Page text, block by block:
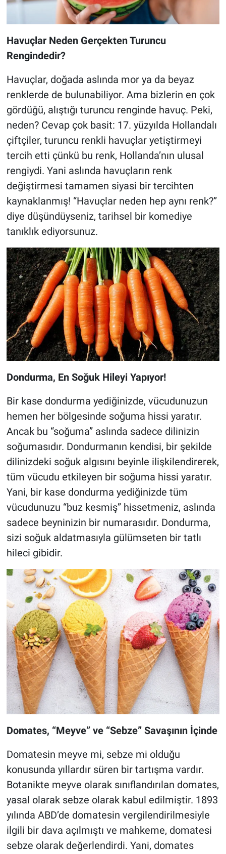
Havuçlar Neden Gerçekten Turuncu
Rengindedir?
Havuçlar, doğada aslında mor ya da beyaz
renklerde de bulunabiliyor. Ama bizlerin en çok
gördüğü, alıştığı turuncu renginde havuç. Peki,
neden? Cevap çok basit: 17. yüzyılda Hollandalı
çiftçiler, turuncu renkli havuçlar yetiştirmeyi
tercih etti çünkü bu renk, Hollanda’nın ulusal
rengiydi. Yani aslında havuçların renk
değiştirmesi tamamen siyasi bir tercihten
kaynaklanmış! “Havuçlar neden hep aynı renk?”
diye düşündüyseniz, tarihsel bir komediye
tanıklık ediyorsunuz.
Dondurma, En Soğuk Hileyi Yapıyor!
Bir kase dondurma yediğinizde, vücudunuzun
hemen her bölgesinde soğuma hissi yaratır.
Ancak bu “soğuma” aslında sadece dilinizin
soğumasıdır. Dondurmanın kendisi, bir şekilde
dilinizdeki soğuk algısını beyinle ilişkilendirerek,
tüm vücudu etkileyen bir soğuma hissi yaratır.
Yani, bir kase dondurma yediğinizde tüm
vücudunuzu “buz kesmiş” hissetmeniz, aslında
sadece beyninizin bir numarasıdır. Dondurma,
sizi soğuk aldatmasıyla gülümseten bir tatlı
hileci gibidir.
Domates, “Meyve” ve “Sebze” Savaşının İçinde
Domatesin meyve mi, sebze mi olduğu
konusunda yıllardır süren bir tartışma vardır.
Botanikte meyve olarak sınıflandırılan domates,
yasal olarak sebze olarak kabul edilmiştir. 1893
yılında ABD’de domatesin vergilendirilmesiyle
ilgili bir dava açılmıştı ve mahkeme, domatesi
sebze olarak değerlendirdi. Yani, domates